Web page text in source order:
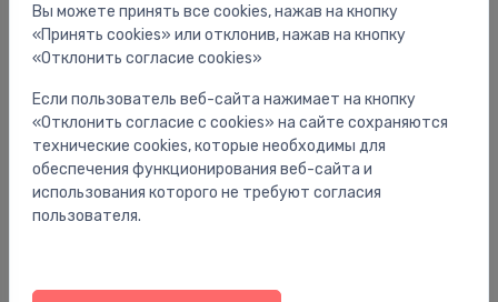
Misiņa veidgabali
⬤Uzmava, 1", misiņš
3.12 €
Вы можете принять все cookies, нажав на кнопку
«Принять cookies» или отклонив, нажав на кнопку
«Отклонить согласие cookies»
Если пользователь веб-сайта нажимает на кнопку
«Отклонить согласие с cookies» на сайте сохраняются
технические cookies, которые необходимы для
обеспечения функционирования веб-сайта и
использования которого не требуют согласия
пользователя.